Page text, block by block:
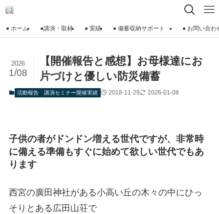
● ホーム ●講演・取材 ● 実績 ● 備蓄収納サポート ● お問い合わ
【開催報告と感想】お母様達にお
片づけと優しい防災備蓄
2026
1/08
活動報告 講演セミナー開催実績 2018-11-29 2026-01-08
子供の者がドンドン増える世代ですが、非常時
に備える準備もすぐに始めて欲しい世代でもあ
ります
西宮の廣田神社がある小高い丘の木々の中にひっ
そりとある広田山荘で